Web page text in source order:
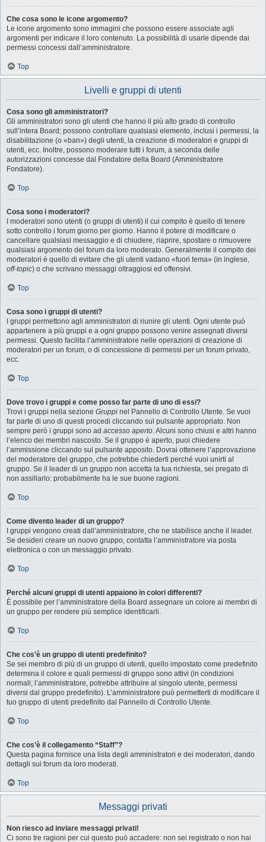
Che cosa sono le icone argomento?
Le icone argomento sono immagini che possono essere associate agli
argomenti per indicare il loro contenuto. La possibilità di usarle dipende dai
permessi concessi dall’amministratore.
Top
Livelli e gruppi di utenti
Cosa sono gli amministratori?
Gli amministratori sono gli utenti che hanno il più alto grado di controllo
sull’intera Board; possono controllare qualsiasi elemento, inclusi i permessi, la
disabilitazione (o «ban») degli utenti, la creazione di moderatori e gruppi di
utenti, ecc. Inoltre, possono moderare tutti i forum, a seconda delle
autorizzazioni concesse dal Fondatore della Board (Amministratore
Fondatore).
Top
Cosa sono i moderatori?
I moderatori sono utenti (o gruppi di utenti) il cui compito è quello di tenere
sotto controllo i forum giorno per giorno. Hanno il potere di modificare o
cancellare qualsiasi messaggio e di chiudere, riaprire, spostare o rimuovere
qualsiasi argomento del forum da loro moderato. Generalmente il compito dei
moderatori è quello di evitare che gli utenti vadano «fuori tema» (in inglese,
off-topic) o che scrivano messaggi oltraggiosi ed offensivi.
Top
Cosa sono i gruppi di utenti?
I gruppi permettono agli amministratori di riunire gli utenti. Ogni utente può
appartenere a più gruppi e a ogni gruppo possono venire assegnati diversi
permessi. Questo facilita l’amministratore nelle operazioni di creazione di
moderatori per un forum, o di concessione di permessi per un forum privato,
ecc.
Top
Dove trovo i gruppi e come posso far parte di uno di essi?
Trovi i gruppi nella sezione Gruppi nel Pannello di Controllo Utente. Se vuoi
far parte di uno di questi procedi cliccando sul pulsante appropriato. Non
sempre però i gruppi sono ad accesso aperto. Alcuni sono chiusi e altri hanno
l’elenco dei membri nascosto. Se il gruppo è aperto, puoi chiedere
l’ammissione cliccando sul pulsante apposito. Dovrai ottenere l’approvazione
del moderatore del gruppo, che potrebbe chiederti perché vuoi unirti al
gruppo. Se il leader di un gruppo non accetta la tua richiesta, sei pregato di
non assillarlo: probabilmente ha le sue buone ragioni.
Top
Come divento leader di un gruppo?
I gruppi vengono creati dall’amministratore, che ne stabilisce anche il leader.
Se desideri creare un nuovo gruppo, contatta l’amministratore via posta
elettronica o con un messaggio privato.
Top
Perché alcuni gruppi di utenti appaiono in colori differenti?
È possibile per l’amministratore della Board assegnare un colore ai membri di
un gruppo per rendere più semplice identificarli.
Top
Che cos’è un gruppo di utenti predefinito?
Se sei membro di più di un gruppo di utenti, quello impostato come predefinito
determina il colore e quali permessi di gruppo sono attivi (in condizioni
normali; l’amministratore, potrebbe attribuire al singolo utente, permessi
diversi dal gruppo predefinito). L’amministratore può permetterti di modificare il
tuo gruppo di utenti predefinito dal Pannello di Controllo Utente.
Top
Che cos’è il collegamento “Staff”?
Questa pagina fornisce una lista degli amministratori e dei moderatori, dando
dettagli sui forum da loro moderati.
Top
Messaggi privati
Non riesco ad inviare messaggi privati!
Ci sono tre ragioni per cui questo può accadere: non sei registrato o non hai